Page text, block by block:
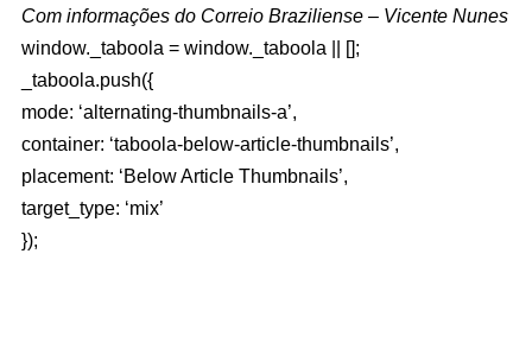
Com informações do Correio Braziliense – Vicente Nunes
window._taboola = window._taboola || [];
_taboola.push({
mode: ‘alternating-thumbnails-a’,
container: ‘taboola-below-article-thumbnails’,
placement: ‘Below Article Thumbnails’,
target_type: ‘mix’
});